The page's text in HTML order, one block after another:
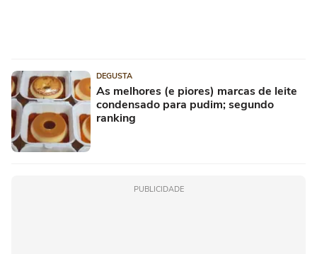
DEGUSTA
As melhores (e piores) marcas de leite
condensado para pudim; segundo
ranking
PUBLICIDADE